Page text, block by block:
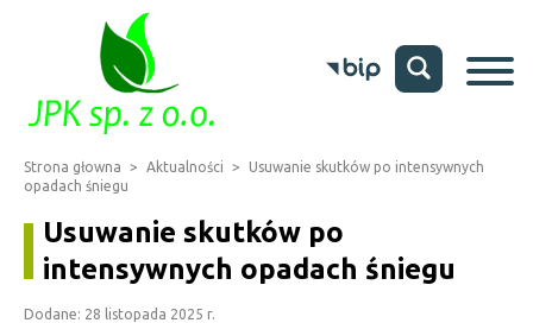
Strona głowna > Aktualności >
Usuwanie skutków po intensywnych
opadach śniegu
Usuwanie skutków po
intensywnych opadach śniegu
Dodane: 28 listopada 2025 r.